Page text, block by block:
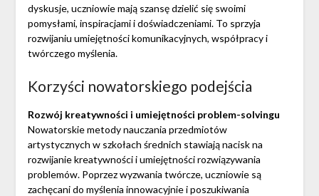
dyskusje, uczniowie mają szansę dzielić się swoimi
pomysłami, inspiracjami i doświadczeniami. To sprzyja
rozwijaniu umiejętności komunikacyjnych, współpracy i
twórczego myślenia.
Korzyści nowatorskiego podejścia
Rozwój kreatywności i umiejętności problem-solvingu
Nowatorskie metody nauczania przedmiotów
artystycznych w szkołach średnich stawiają nacisk na
rozwijanie kreatywności i umiejętności rozwiązywania
problemów. Poprzez wyzwania twórcze, uczniowie są
zachęcani do myślenia innowacyjnie i poszukiwania